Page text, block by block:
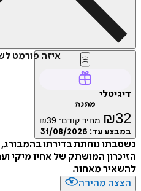
איזה פורמט
דיגיטלי
מתנה
₪32 מחיר קודם: ₪39
במבצע עד: 31/08/2026
כשסבתו נוחתת בדירתו
הזיכרון המושתק של אחיו מיקי
להשאיר מאחור.
הצצה מהירה